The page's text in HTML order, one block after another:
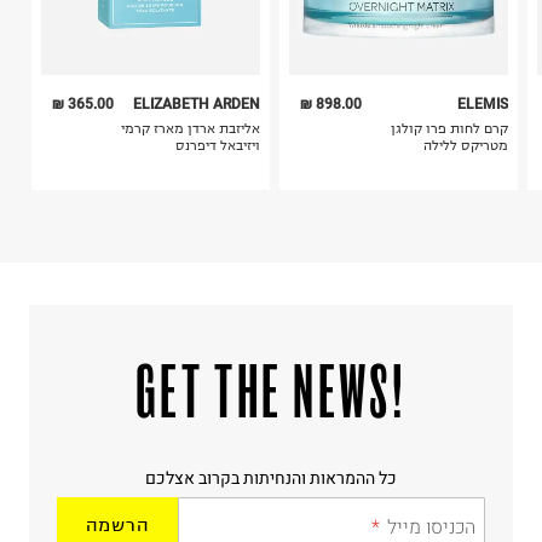
365.00 ₪
ELIZABETH ARDEN
אליזבת ארדן מארז קרמי
ויזיבאל דיפרנס
898.00 ₪
ELEMIS
קרם לחות פרו קולגן
מטריקס ללילה
!GET THE NEWS
כל ההמראות והנחיתות בקרוב אצלכם
הכניסו מייל הרשמה